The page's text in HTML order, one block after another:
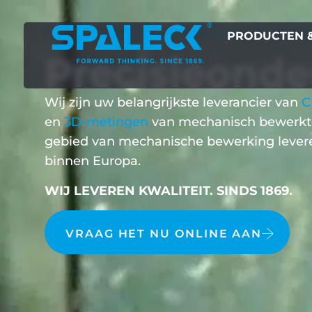
PRODUCTEN
NR. 1 LEVERANCIER VAN CNC-
Wij zijn uw belangrijkste leverancier van
en 3D-metingen van mechanisch
gebied van mechanische bewerking
binnen Europa.
WIJ LEVEREN KWALITEIT. SINDS 1869.
VRAAG HET NU ONLINE AAN